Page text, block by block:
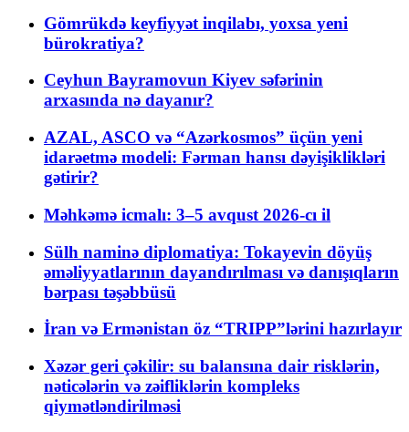
Gömrükdə keyfiyyət inqilabı, yoxsa yeni
bürokratiya?
Ceyhun Bayramovun Kiyev səfərinin
arxasında nə dayanır?
AZAL, ASCO və “Azərkosmos” üçün yeni
idarəetmə modeli: Fərman hansı dəyişiklikləri
gətirir?
Məhkəmə icmalı: 3–5 avqust 2026-cı il
Sülh naminə diplomatiya: Tokayevin döyüş
əməliyyatlarının dayandırılması və danışıqların
bərpası təşəbbüsü
İran və Ermənistan öz “TRIPP”lərini hazırlayır
Xəzər geri çəkilir: su balansına dair risklərin,
nəticələrin və zəifliklərin kompleks
qiymətləndirilməsi